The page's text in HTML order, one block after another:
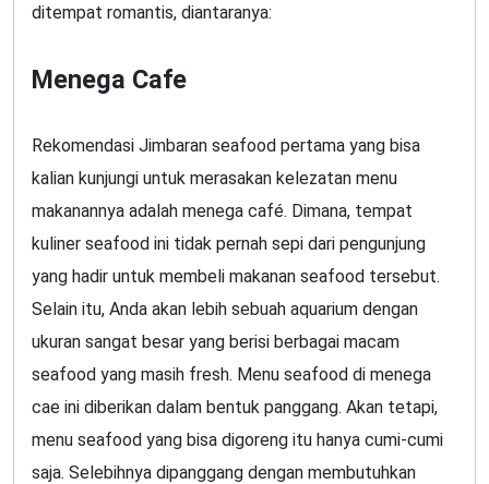
ditempat romantis, diantaranya:
Menega Cafe
Rekomendasi Jimbaran seafood pertama yang bisa
kalian kunjungi untuk merasakan kelezatan menu
makanannya adalah menega café. Dimana, tempat
kuliner seafood ini tidak pernah sepi dari pengunjung
yang hadir untuk membeli makanan seafood tersebut.
Selain itu, Anda akan lebih sebuah aquarium dengan
ukuran sangat besar yang berisi berbagai macam
seafood yang masih fresh. Menu seafood di menega
cae ini diberikan dalam bentuk panggang. Akan tetapi,
menu seafood yang bisa digoreng itu hanya cumi-cumi
saja. Selebihnya dipanggang dengan membutuhkan